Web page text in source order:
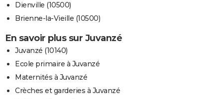
Dienville (10500)
Brienne-la-Vieille (10500)
En savoir plus sur Juvanzé
Juvanzé (10140)
Ecole primaire à Juvanzé
Maternités à Juvanzé
Crèches et garderies à Juvanzé